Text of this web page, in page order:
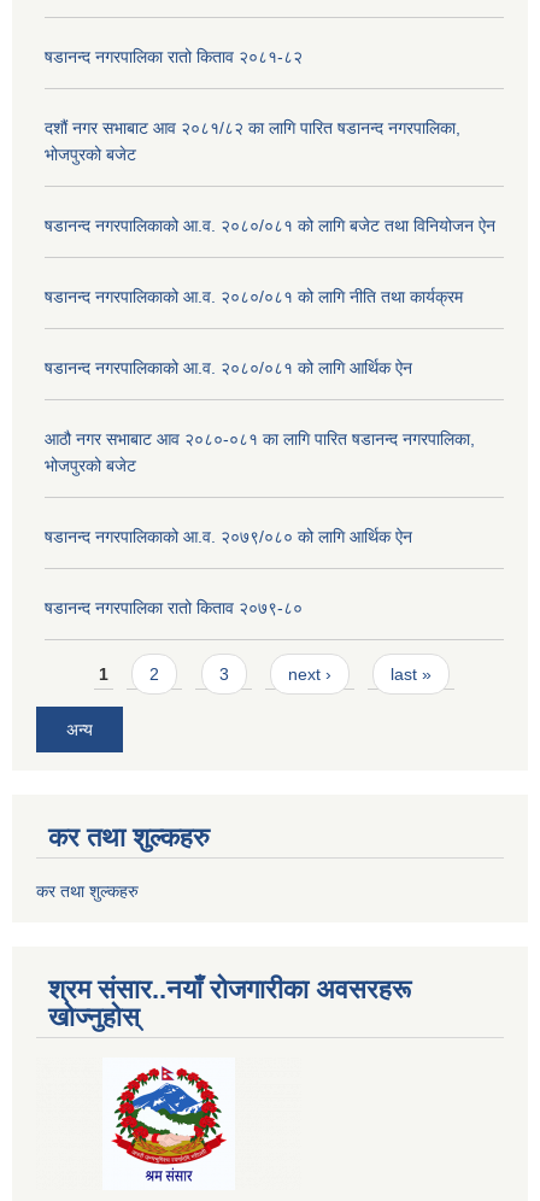
षडानन्द नगरपालिका रातो किताव २०८१-८२
दशौं नगर सभाबाट आव २०८१/८२ का लागि पारित षडानन्द नगरपालिका,
भोजपुरको बजेट
षडानन्द नगरपालिकाको आ.व. २०८०/०८१ को लागि बजेट तथा विनियोजन ऐन
षडानन्द नगरपालिकाको आ.व. २०८०/०८१ को लागि नीति तथा कार्यक्रम
षडानन्द नगरपालिकाको आ.व. २०८०/०८१ को लागि आर्थिक ऐन
आठौ नगर सभाबाट आव २०८०-०८१ का लागि पारित षडानन्द नगरपालिका,
भोजपुरको बजेट
षडानन्द नगरपालिकाको आ.व. २०७९/०८० को लागि आर्थिक ऐन
षडानन्द नगरपालिका रातो किताव २०७९-८०
Pages
1 2 3 next › last »
अन्य
कर तथा शुल्कहरु
कर तथा शुल्कहरु
श्रम संसार..नयाँ रोजगारीका अवसरहरू
खोज्नुहोस्